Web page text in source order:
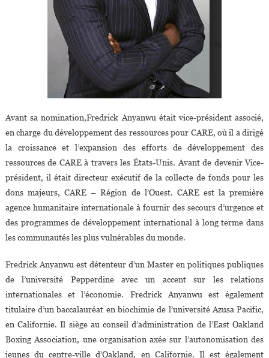
Avant sa nomination,Fredrick Anyanwu était vice-président associé,
en charge du développement des ressources pour CARE, où il a dirigé
la croissance et l’expansion des efforts de développement des
ressources de CARE à travers les États-Unis. Avant de devenir Vice-
président, il était directeur exécutif de la collecte de fonds pour les
dons majeurs, CARE – Région de l’Ouest. CARE est la première
agence humanitaire internationale à fournir des secours d’urgence et
des programmes de développement international à long terme dans
les communautés les plus vulnérables du monde.
Fredrick Anyanwu est détenteur d’un Master en politiques publiques
de l’université Pepperdine avec un accent sur les relations
internationales et l’économie. Fredrick Anyanwu est également
titulaire d’un baccalauréat en biochimie de l’université Azusa Pacific,
en Californie. Il siège au conseil d’administration de l’East Oakland
Boxing Association, une organisation axée sur l’autonomisation des
jeunes du centre-ville d’Oakland, en Californie. Il est également